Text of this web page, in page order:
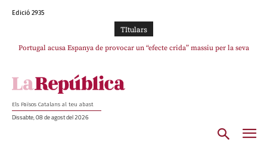
Edició 2935
TItulars
Portugal acusa Espanya de provocar un “efecte crida” massiu per la seva
Els Països Catalans al teu abast
Dissabte, 08 de agost del 2026